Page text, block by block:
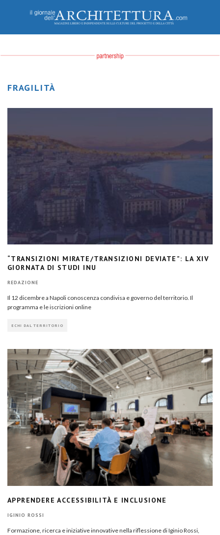
FRAGILITÀ
“TRANSIZIONI MIRATE/TRANSIZIONI DEVIATE”: LA XIV
GIORNATA DI STUDI INU
REDAZIONE
Il 12 dicembre a Napoli conoscenza condivisa e governo del territorio. Il
programma e le iscrizioni online
ECHI DAL TERRITORIO
APPRENDERE ACCESSIBILITÀ E INCLUSIONE
IGINIO ROSSI
Formazione, ricerca e iniziative innovative nella riflessione di Iginio Rossi,